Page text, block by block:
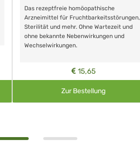
Das rezeptfreie homöopathische
Arzneimittel für Fruchtbarkeitsstörungen,
Sterilität und mehr. Ohne Wartezeit und
ohne bekannte Nebenwirkungen und
Wechselwirkungen.
15,65
Zur Bestellung